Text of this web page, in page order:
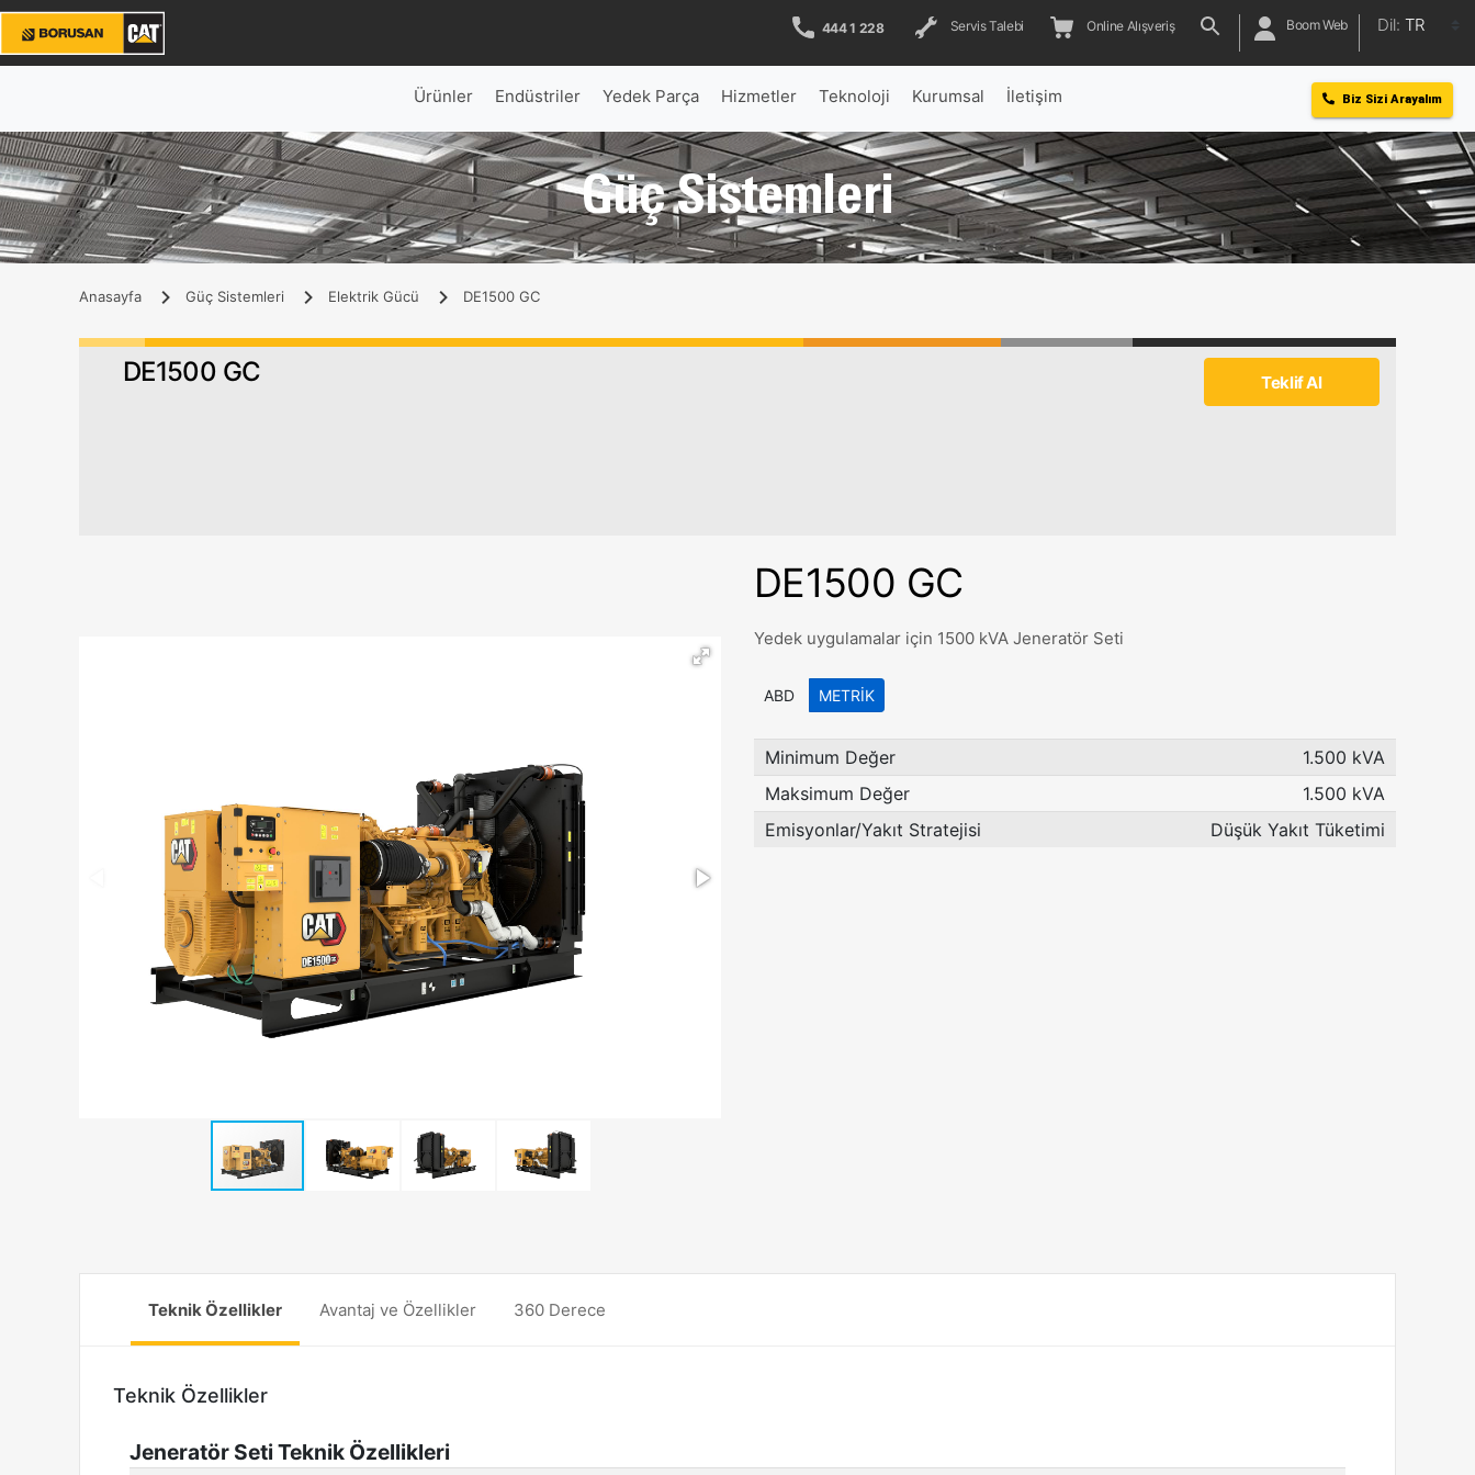
444 1 228 Servis Talebi Online Alışveriş Boom Web Dil: TR
Ürünler Endüstriler Yedek Parça Hizmetler Teknoloji Kurumsal İletişim Biz Sizi Arayalım
Güç Sistemleri
Anasayfa Güç Sistemleri Elektrik Gücü DE1500 GC
DE1500 GC Teklif Al
DE1500 GC
Yedek uygulamalar için 1500 kVA Jeneratör Seti
ABD METRIK
Minimum Değer
1.500 kVA
Maksimum Değer
1.500 kVA
Emisyonlar/Yakıt Stratejisi
Düşük Yakıt Tüketimi
Teknik Özellikler Avantaj ve Özellikler 360 Derece
Teknik Özellikler
Jeneratör Seti Teknik Özellikleri